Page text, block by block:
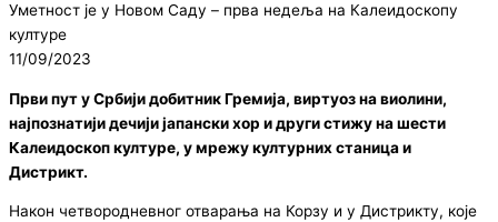
Уметност је у Новом Саду – прва недеља на Калеидоскопу
културе
11/09/2023
Први пут у Србији добитник Гремија, виртуоз на виолини,
најпознатији дечији јапански хор и други стижу на шести
Калеидоскоп културе, у мрежу културних станица и
Дистрикт.
Након четвородневног отварања на Корзу и у Дистрикту, које